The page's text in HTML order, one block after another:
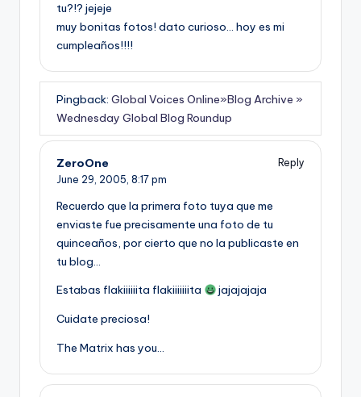
tu?!? jejeje
muy bonitas fotos! dato curioso… hoy es mi
cumpleaños!!!!
Pingback: Global Voices Online»Blog Archive »
Wednesday Global Blog Roundup
ZeroOne
Reply
June 29, 2005, 8:17 pm
Recuerdo que la primera foto tuya que me
enviaste fue precisamente una foto de tu
quinceaños, por cierto que no la publicaste en
tu blog…
Estabas flakiiiiiita flakiiiiiiita
jajajajaja
Cuidate preciosa!
The Matrix has you…